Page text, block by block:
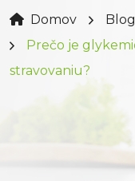
Domov
Blog
Prečo je
stravovaniu?